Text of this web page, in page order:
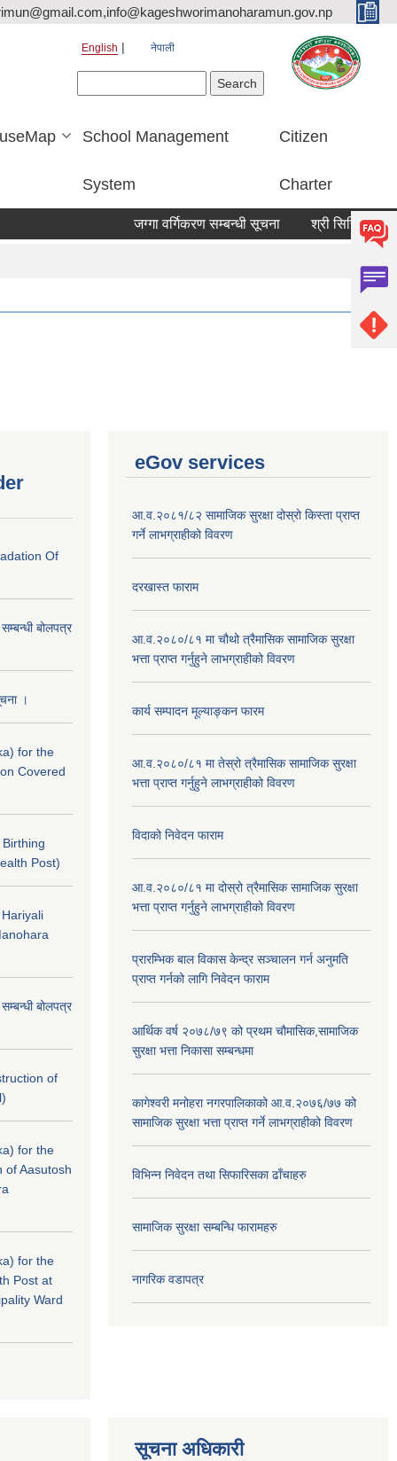
English नेपाली
School Management
System
Citizen
Charter
जग्गा वर्गिकरण सम्बन्धी सूचना श्री सिद्दि गणेश मा.वि.
Of
सम्बन्धी बोलपत्र
।
for the
Covered
Birthing
Post)
Hariyali
सम्बन्धी बोलपत्र
of
for the
of Aasutosh
for the
Post at
Ward
eGov services
आ.व.२०८१/८२ सामाजिक सुरक्षा दोस्रो किस्ता प्राप्त
गर्ने लाभग्राहीको विवरण
दरखास्त फाराम
आ.व.२०८०/८१ मा चौथो त्रैमासिक सामाजिक सुरक्षा
भत्ता प्राप्त गर्नुहुने लाभग्राहीको विवरण
कार्य सम्पादन मूल्याङ्कन फारम
आ.व.२०८०/८१ मा तेस्रो त्रैमासिक सामाजिक सुरक्षा
भत्ता प्राप्त गर्नुहुने लाभग्राहीको विवरण
विदाको निवेदन फाराम
आ.व.२०८०/८१ मा दोस्रो त्रैमासिक सामाजिक सुरक्षा
भत्ता प्राप्त गर्नुहुने लाभग्राहीको विवरण
प्रारम्भिक बाल विकास केन्द्र सञ्चालन गर्न अनुमति
प्राप्त गर्नको लागि निवेदन फाराम
आर्थिक वर्ष २०७८/७९ को प्रथम चौमासिक,सामाजिक
सुरक्षा भत्ता निकासा सम्बन्धमा
कागेश्वरी मनोहरा नगरपालिकाको आ.व.२०७६/७७ को
सामाजिक सुरक्षा भत्ता प्राप्त गर्ने लाभग्राहीको विवरण
विभिन्न निवेदन तथा सिफारिसका ढाँचाहरु
सामाजिक सुरक्षा सम्बन्धि फारामहरु
नागरिक वडापत्र
सूचना अधिकारी